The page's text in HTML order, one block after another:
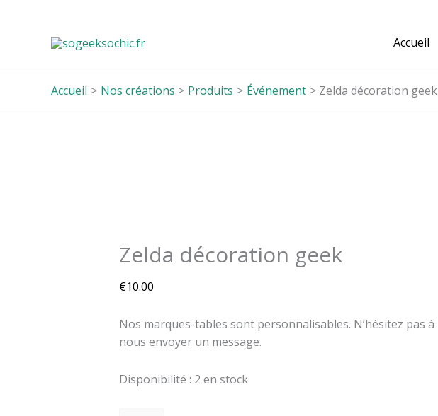
Accueil
Accueil Nos créations Produits Événement Zelda décoration geek
Zelda décoration geek
€10.00
Nos marques-tables sont personnalisables. N’hésitez pas à
nous envoyer un message.
Disponibilité : 2 en stock